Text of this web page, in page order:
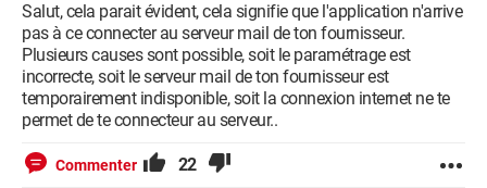
Salut, cela parait évident, cela signifie que l'application n'arrive
pas à ce connecter au serveur mail de ton fournisseur.
Plusieurs causes sont possible, soit le paramétrage est
incorrecte, soit le serveur mail de ton fournisseur est
temporairement indisponible, soit la connexion internet ne te
permet de te connecteur au serveur..
Commenter 22